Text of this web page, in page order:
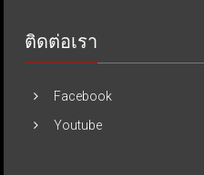
ติดต่อเรา
Facebook
Youtube